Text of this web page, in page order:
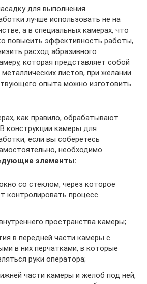
для выполнения
лучше использовать не на
а в специальных камерах, что
повысить эффективность работы,
расход абразивного
которая представляет собой
листов, при желании
опыта можно изготовить
как правило, обрабатывают
конструкции камеры для
если вы соберетесь
необходимо
элементы:
со стеклом, через которое
контролировать процесс
пространства камеры;
в передней части камеры с
в них перчатками, в которые
руки оператора;
части камеры и желоб под ней,